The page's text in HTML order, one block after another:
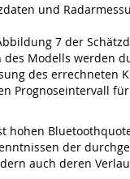
und
7 der
Modells werden
des
Prognoseintervall
hohen
der
auch deren